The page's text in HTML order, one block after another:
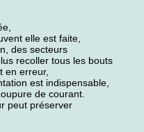
elle est faite,
des secteurs
recoller tous les bouts
en erreur,
est indispensable,
de courant.
peut préserver